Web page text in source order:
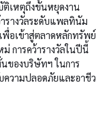
ติเหตุถึงขั้นหยุดงาน
รางวัลระดับแพลทินัม
อเข้าสู่ตลาดหลักทรัพย์
การคว้ารางวัลในปีนี้
ของบริษัทฯ ในการ
ความปลอดภัยและอาชีว